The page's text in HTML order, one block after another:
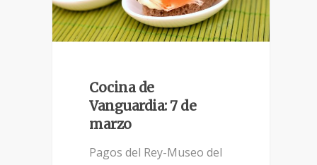
Cocina de
Vanguardia: 7 de
marzo
Pagos del Rey-Museo del